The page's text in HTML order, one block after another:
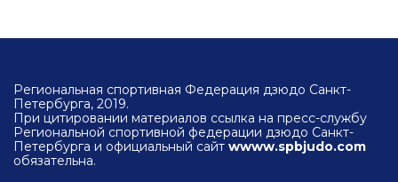
Региональная спортивная Федерация дзюдо Санкт-
Петербурга, 2019.
При цитировании материалов ссылка на пресс-службу
Региональной спортивной федерации дзюдо Санкт-
Петербурга и официальный сайт wwww.spbjudo.com
обязательна.